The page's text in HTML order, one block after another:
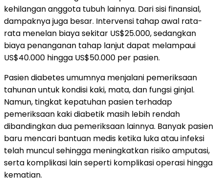
kehilangan anggota tubuh lainnya. Dari sisi finansial,
dampaknya juga besar. Intervensi tahap awal rata-
rata menelan biaya sekitar US$25.000, sedangkan
biaya penanganan tahap lanjut dapat melampaui
US$40.000 hingga US$50.000 per pasien.
Pasien diabetes umumnya menjalani pemeriksaan
tahunan untuk kondisi kaki, mata, dan fungsi ginjal.
Namun, tingkat kepatuhan pasien terhadap
pemeriksaan kaki diabetik masih lebih rendah
dibandingkan dua pemeriksaan lainnya. Banyak pasien
baru mencari bantuan medis ketika luka atau infeksi
telah muncul sehingga meningkatkan risiko amputasi,
serta komplikasi lain seperti komplikasi operasi hingga
kematian.